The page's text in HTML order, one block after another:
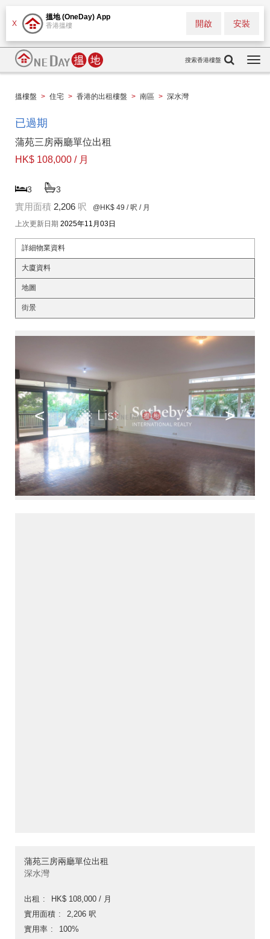
X
搵地 (OneDay) App
香港搵樓 安裝
開啟
搜索香港樓盤
搵樓盤 > 住宅 > 香港的出租樓盤 > 南區 > 深水灣
已過期
蒲苑三房兩廳單位出租
HK$ 108,000 / 月
3 3
實用面積 2,206 呎 @HK$ 49 / 呎 / 月
上次更新日期 2025年11月03日
詳細物業資料
大廈資料
地圖
街景
< >
蒲苑三房兩廳單位出租
深水灣
出租
HK$ 108,000 / 月
實用面積
2,206 呎
實用率
100%